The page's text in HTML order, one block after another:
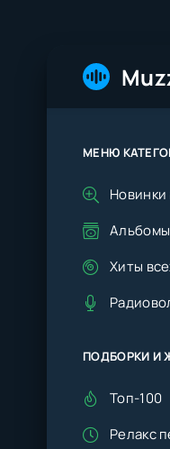
МЕНЮ
Новинки
Альбомы
Хиты
ПОДБОРКИ И
Топ-100
Релакс